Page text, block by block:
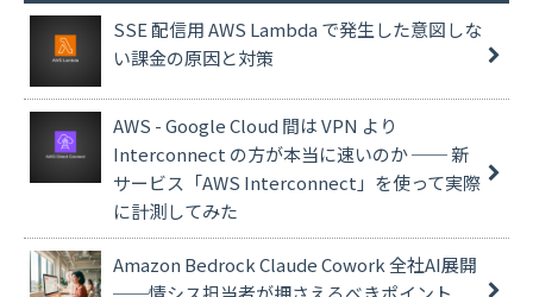
SSE 配信用 AWS Lambda で発生した意図しな
い課金の原因と対策
AWS - Google Cloud 間は VPN より
Interconnect の方が本当に速いのか ── 新
サービス「AWS Interconnect」を使って実際
に計測してみた
Amazon Bedrock Claude Cowork 全社AI展開